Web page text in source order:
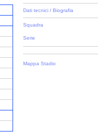
Dati tecnici / Biografia
Squadra
Serie
Mappa Stadio